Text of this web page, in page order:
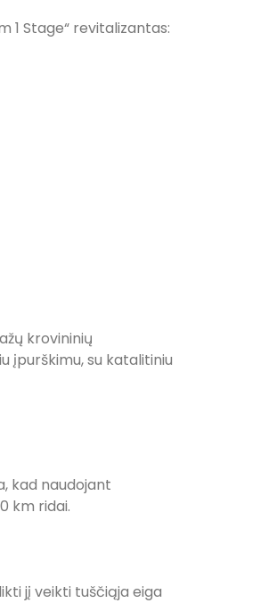
1 Stage“ revitalizantas:
krovininių
įpurškimu, su katalitiniu
kad naudojant
km ridai.
jį veikti tuščiąja eiga